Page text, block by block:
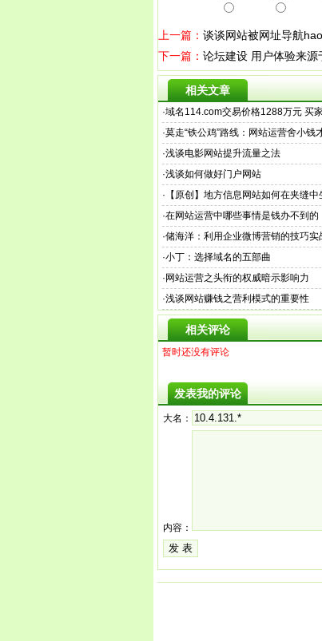
上一篇： 谈谈网站被网址导航
下一篇： 论坛建设 用户体验来源
相关文章
·域名114.com交易价格1288万元 买
·莫走“铁公鸡”路线：网站运营舍小钱
·浅谈电影网站提升流量之法
·浅谈如何做好门户网站
· 【原创】地方信息网站如何在夹缝中
·在网站运营中哪些事情是钱办不到的
·储海洋：利用企业微博营销的技巧实
·小丁：选择域名的五部曲
· 网站运营之头衔的权威暗示影响力
·浅谈网站赚钱之营利模式的重要性
相关评论
暂时还没有评论
发表我的评论
大名：
内容：